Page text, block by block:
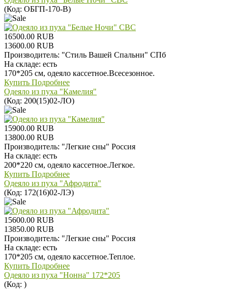
(Код: ОБГП-170-В)
16500.00 RUB
13600.00 RUB
Производитель: "Стиль Вашей Спальни" СПб
На складе: есть
170*205 см, одеяло кассетное.Всесезонное.
Купить Подробнее
Одеяло из пуха "Камелия"
(Код: 200(15)02-ЛО)
15900.00 RUB
13800.00 RUB
Производитель: "Легкие сны" Россия
На складе: есть
200*220 см, одеяло кассетное.Легкое.
Купить Подробнее
Одеяло из пуха "Афродита"
(Код: 172(16)02-ЛЭ)
15600.00 RUB
13850.00 RUB
Производитель: "Легкие сны" Россия
На складе: есть
170*205 см, одеяло кассетное.Теплое.
Купить Подробнее
Одеяло из пуха "Нонна" 172*205
(Код: )